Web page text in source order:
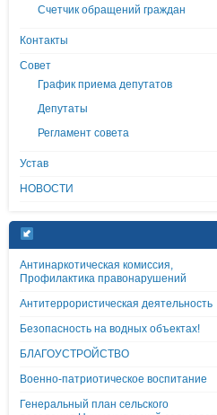
Счетчик обращений граждан
Контакты
Совет
График приема депутатов
Депутаты
Регламент совета
Устав
НОВОСТИ
Антинаркотическая комиссия,
Профилактика правонарушений
Антитеррористическая деятельность
Безопасность на водных объектах!
БЛАГОУСТРОЙСТВО
Военно-патриотическое воспитание
Генеральный план сельского